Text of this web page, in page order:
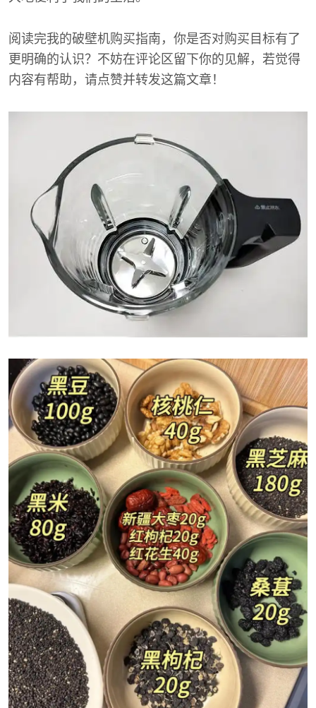
阅读完我的破壁机购买指南，你是否对购买目标有了
更明确的认识？不妨在评论区留下你的见解，若觉得
内容有帮助，请点赞并转发这篇文章！